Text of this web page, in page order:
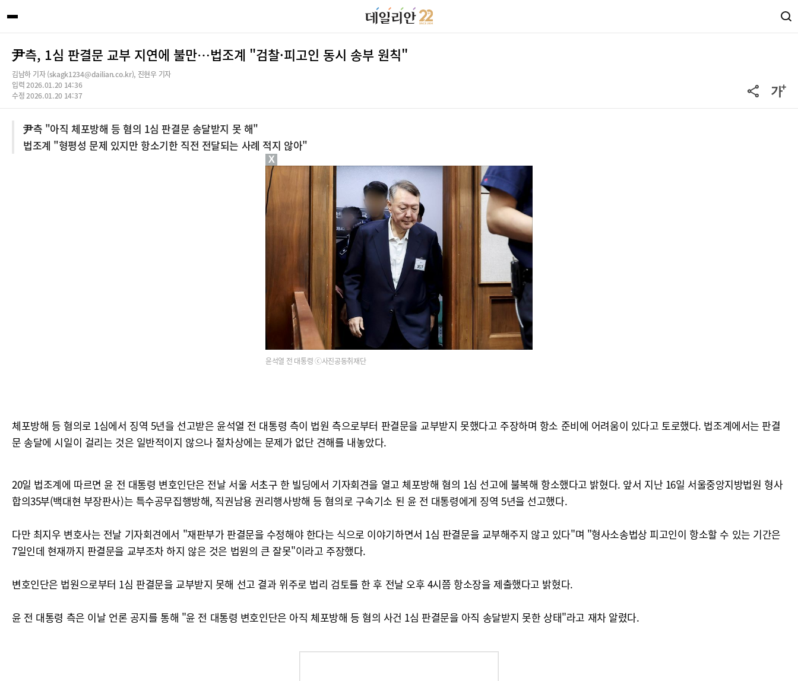
尹측, 1심 판결문 교부 지연에 불만…법조계 "검찰·피고인 동시 송부 원칙"
김남하 기자 (skagk1234@dailian.co.kr), 진현우 기자
입력 2026.01.20 14:36
수정 2026.01.20 14:37
尹측 "아직 체포방해 등 혐의 1심 판결문 송달받지 못 해"
법조계 "형평성 문제 있지만 항소기한 직전 전달되는 사례 적지 않아"
윤석열 전 대통령 ⓒ사진공동취재단
체포방해 등 혐의로 1심에서 징역 5년을 선고받은 윤석열 전 대통령 측이 법원 측으로부터 판결문을 교부받지 못했다고 주장하며 항소 준비에 어려움이 있다고 토로했다. 법조계에서는 판결
문 송달에 시일이 걸리는 것은 일반적이지 않으나 절차상에는 문제가 없단 견해를 내놓았다.
20일 법조계에 따르면 윤 전 대통령 변호인단은 전날 서울 서초구 한 빌딩에서 기자회견을 열고 체포방해 혐의 1심 선고에 불복해 항소했다고 밝혔다. 앞서 지난 16일 서울중앙지방법원 형사
합의35부(백대현 부장판사)는 특수공무집행방해, 직권남용 권리행사방해 등 혐의로 구속기소 된 윤 전 대통령에게 징역 5년을 선고했다.
다만 최지우 변호사는 전날 기자회견에서 "재판부가 판결문을 수정해야 한다는 식으로 이야기하면서 1심 판결문을 교부해주지 않고 있다"며 "형사소송법상 피고인이 항소할 수 있는 기간은
7일인데 현재까지 판결문을 교부조차 하지 않은 것은 법원의 큰 잘못"이라고 주장했다.
변호인단은 법원으로부터 1심 판결문을 교부받지 못해 선고 결과 위주로 법리 검토를 한 후 전날 오후 4시쯤 항소장을 제출했다고 밝혔다.
윤 전 대통령 측은 이날 언론 공지를 통해 "윤 전 대통령 변호인단은 아직 체포방해 등 혐의 사건 1심 판결문을 아직 송달받지 못한 상태"라고 재차 알렸다.
X